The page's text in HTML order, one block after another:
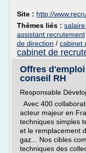
Site : http://
Thèmes liés :
assistant recrutement
de direction / cabinet
cabinet de
Offres
conseil RH
Responsable
Avec 400
acteur majeur en
techniques simples
et le remplacement
gaz... Nos cibles
techniques des